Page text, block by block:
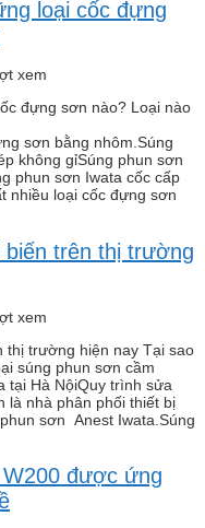
loại cốc đựng
xem
sơn bằng nhôm.Súng
không gỉSúng phun sơn
phun sơn Iwata cốc cấp
nhiều loại cốc đựng sơn
trên thị trường
xem
Tại sao
súng phun sơn cầm
tại Hà NộiQuy trình sửa
là nhà phân phối thiết bị
sơn Anest Iwata.Súng
được ứng